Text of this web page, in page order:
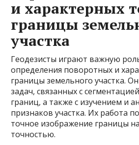
и характерных
границы
участка
Геодезисты играют важную
определения поворотных и
границы земельного участка.
задач, связанных с
границ, а также с изучением и
признаков участка. Их работа
точное изображение границы
точностью.